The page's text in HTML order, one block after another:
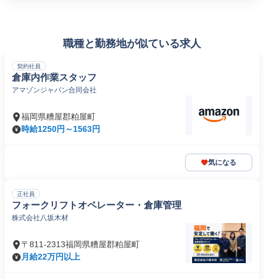
職種と勤務地が似ている求人
契約社員
倉庫内作業スタッフ
アマゾンジャパン合同会社
福岡県糟屋郡粕屋町
時給1250円～1563円
気になる
正社員
フォークリフトオペレーター・倉庫管理
株式会社八坂木材
〒811-2313福岡県糟屋郡粕屋町
月給22万円以上